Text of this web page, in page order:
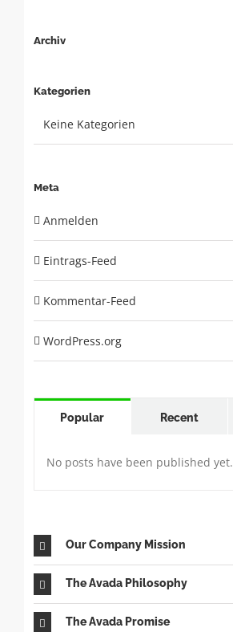
Archiv
Kategorien
Keine Kategorien
Meta
Anmelden
Eintrags-Feed
Kommentar-Feed
WordPress.org
Popular Recent
No posts have been published yet.
Our Company Mission
The Avada Philosophy
The Avada Promise